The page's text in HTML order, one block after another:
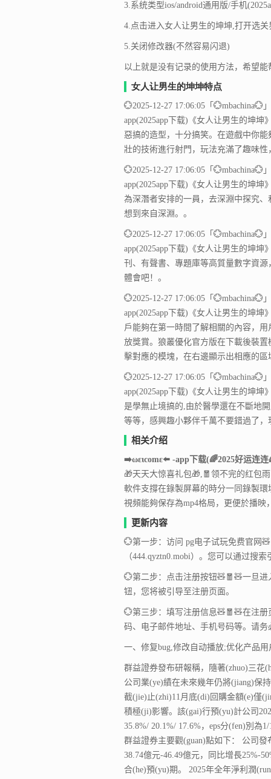
3.系统类型ios/android通用版/手机
4.点击进入女人让男生的坤坤,打开选关
5.关闭修改器(不然容易闪退)
以上就是没有记录的使用方法，希望能
女人让男生的坤坤特点
💮2025-12-27 17:06:05「
app(2025app下载)《女人让男生的坤
惡搞的造型，十分搞笑。在遊戲中你
壯的技術進行射門，玩法充滿了趣味
💮2025-12-27 17:06:05「
app(2025app下载)《女人让男生的坤
為深潛者安排的一員，去深淵中探究
想到來自深淵。。
💮2025-12-27 17:06:05「
app(2025app下载)《女人让男生的坤
刊、有聲書、專題庫等高質量數字資
體會吧！。
💮2025-12-27 17:06:05「
app(2025app下载)《女人让男生的坤
戶能夠在第一時間了解相關的內容，
放獎賞。狼叢優化官方版在下載後裝
擊對應的模塊，在右邊顯示出相應的
💮2025-12-27 17:06:05「
app(2025app下载)《女人让男生的坤
是學無止境搞的,由於醫學還在不斷地
等等，感興趣小夥伴千萬不要錯過了
相关介绍
➡️ωειcοmε⬅️ -app下载(🌈2025好运连
🎁天天大惊喜礼包🎁,🧧领不完的红包
軟件支撐在錄製屏幕的時分一同錄製
視頻能夠保存為mp4格局，更便於播
更新内容
💮第一步：访问 pg电子试玩免费官网
（444.qyztn0.mobi）。您可以通过搜
💮第二步：点击注册按钮🧸🧧🧸一旦
钮，您将被引导至注册页面。
💮第三步：填写注册信息🧸🧧🧸在注
码、电子邮件地址、手机号码等。请
一、修复bug,修改自动播放;优化产品用
群益證券發布研報稱，隨著(zhuo)三花
公司業(ye)績在未來幾年仍將(jiang)保
截(jie)止(zhi)11月底(di)回購金額(e)僅
積極(ji)影響。該(gai)行預(yu)計公司
35.8%/ 20.1%/ 17.6%，eps分(fen)別為
群益證券主要觀(guan)點如下： 公司
38.74億元-46.49億元，同比增長25%-
合(he)預(yu)期。 2025年全年淨利潤